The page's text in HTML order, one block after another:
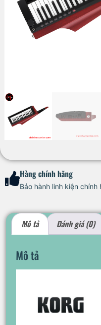
Hàng chính hãng
Bảo hành linh kiện chính
Mô tả Đánh giá (0)
Mô tả